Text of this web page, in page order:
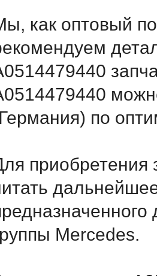
как оптовый
по
приобретения
Mercedes.